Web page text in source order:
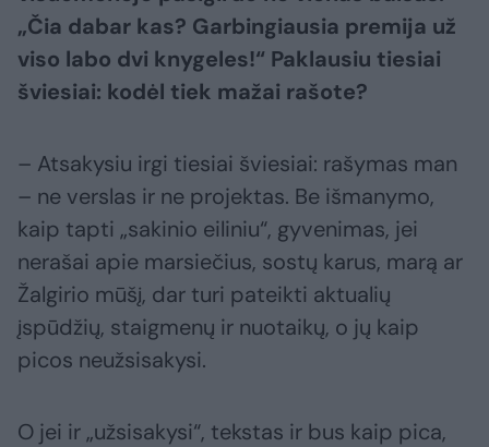
„Čia dabar kas? Garbingiausia premija už
viso labo dvi knygeles!“ Paklausiu tiesiai
šviesiai: kodėl tiek mažai rašote?
– Atsakysiu irgi tiesiai šviesiai: rašymas man
– ne verslas ir ne projektas. Be išmanymo,
kaip tapti „sakinio eiliniu“, gyvenimas, jei
nerašai apie marsiečius, sostų karus, marą ar
Žalgirio mūšį, dar turi pateikti aktualių
įspūdžių, staigmenų ir nuotaikų, o jų kaip
picos neužsisakysi.
O jei ir „užsisakysi“, tekstas ir bus kaip pica,